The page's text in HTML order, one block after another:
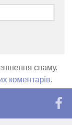
спаму.
коментарів.